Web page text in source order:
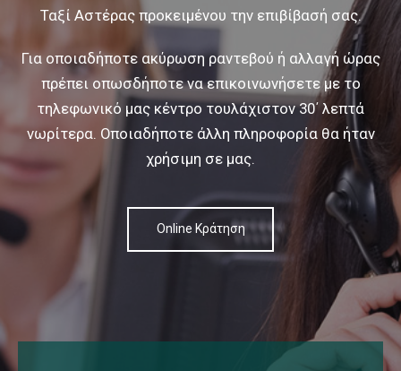
Ταξί Αστέρας προκειμένου την επιβίβασή σας.
Για οποιαδήποτε ακύρωση ραντεβού ή αλλαγή ώρας
πρέπει οπωσδήποτε ναεπικοινωνήσετε με το
τηλεφωνικό μας κέντρο τουλάχιστον 30΄ λεπτά
νωρίτερα. Οποιαδήποτε άλλη πληροφορία θα ήταν
χρήσιμη σε μας.
Online Κράτηση